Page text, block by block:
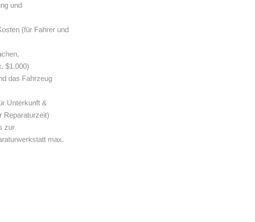
und
(für Fahrer und
$1.000)
das Fahrzeug
Unterkunft &
Reparaturzeit)
zur
max.